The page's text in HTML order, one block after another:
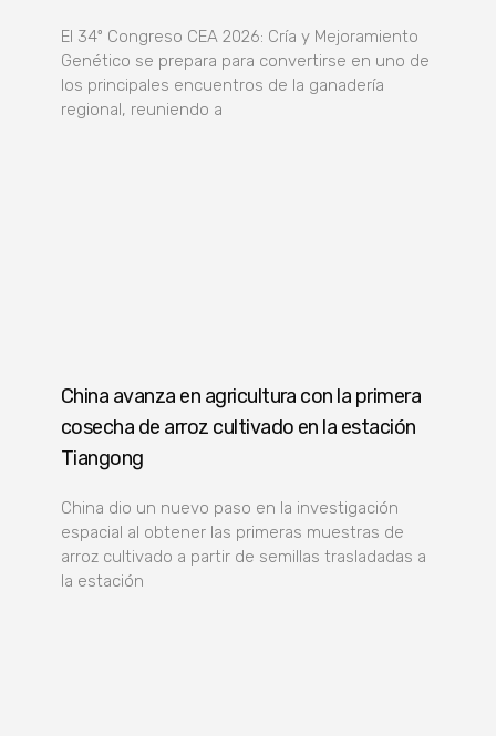
El 34º Congreso CEA 2026: Cría y Mejoramiento
Genético se prepara para convertirse en uno de
los principales encuentros de la ganadería
regional, reuniendo a
China avanza en agricultura con la primera
cosecha de arroz cultivado en la estación
Tiangong
China dio un nuevo paso en la investigación
espacial al obtener las primeras muestras de
arroz cultivado a partir de semillas trasladadas a
la estación